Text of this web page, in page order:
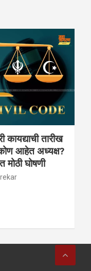
कायद्याची तारीख
आहेत अध्यक्ष?
मोठी घोषणी